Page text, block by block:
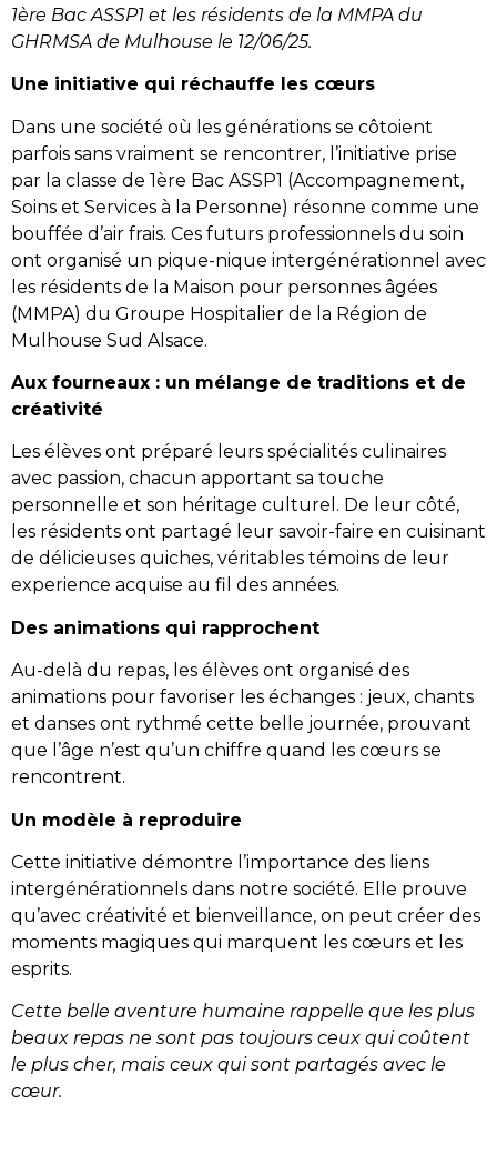
1ère Bac ASSP1 et les résidents de la MMPA du
GHRMSA de Mulhouse le 12/06/25.
Une initiative qui réchauffe les cœurs
Dans une société où les générations se côtoient
parfois sans vraiment se rencontrer, l’initiative prise
par la classe de 1ère Bac ASSP1 (Accompagnement,
Soins et Services à la Personne) résonne comme une
bouffée d’air frais. Ces futurs professionnels du soin
ont organisé un pique-nique intergénérationnel avec
les résidents de la Maison pour personnes âgées
(MMPA) du Groupe Hospitalier de la Région de
Mulhouse Sud Alsace.
Aux fourneaux : un mélange de traditions et de
créativité
Les élèves ont préparé leurs spécialités culinaires
avec passion, chacun apportant sa touche
personnelle et son héritage culturel. De leur côté,
les résidents ont partagé leur savoir-faire en cuisinant
de délicieuses quiches, véritables témoins de leur
experience acquise au fil des années.
Des animations qui rapprochent
Au-delà du repas, les élèves ont organisé des
animations pour favoriser les échanges : jeux, chants
et danses ont rythmé cette belle journée, prouvant
que l’âge n’est qu’un chiffre quand les cœurs se
rencontrent.
Un modèle à reproduire
Cette initiative démontre l’importance des liens
intergénérationnels dans notre société. Elle prouve
qu’avec créativité et bienveillance, on peut créer des
moments magiques qui marquent les cœurs et les
esprits.
Cette belle aventure humaine rappelle que les plus
beaux repas ne sont pas toujours ceux qui coûtent
le plus cher, mais ceux qui sont partagés avec le
cœur.